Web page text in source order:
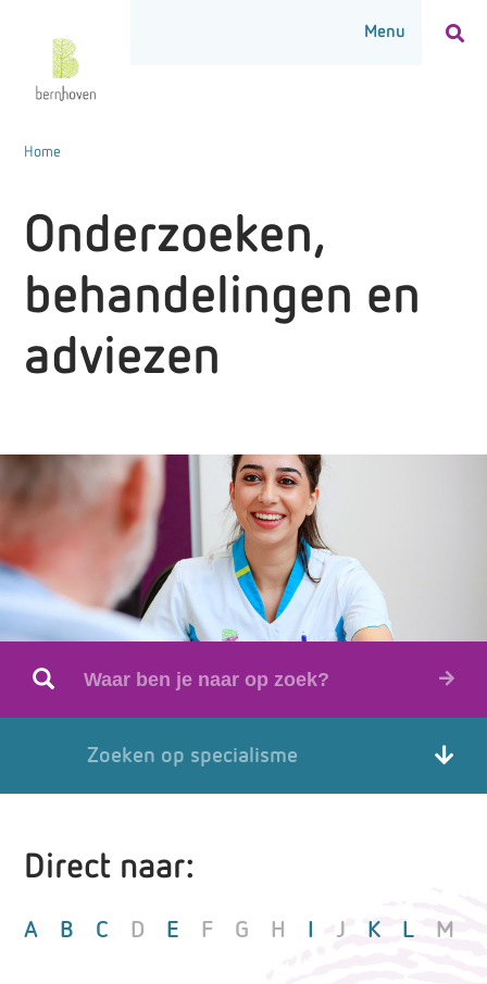
Home
Onderzoeken,
behandelingen en
adviezen
Zoeken op specialisme
Direct naar:
A B C D E F G H I J K L M